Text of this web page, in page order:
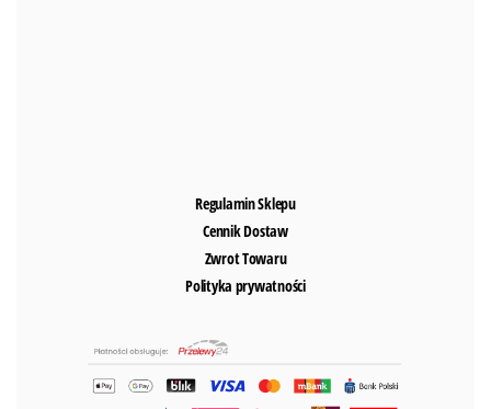
Regulamin Sklepu
Cennik Dostaw
Zwrot Towaru
Polityka prywatności